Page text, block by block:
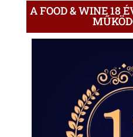
A FOOD & WINE 18